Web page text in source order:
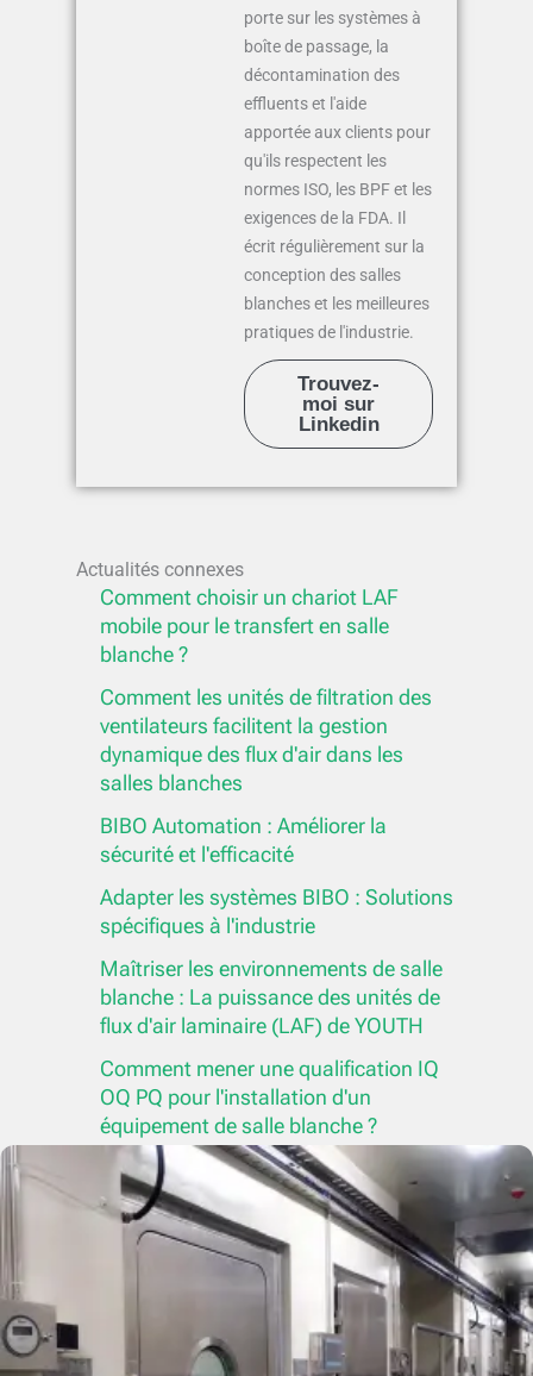
porte sur les systèmes à
boîte de passage, la
décontamination des
effluents et l'aide
apportée aux clients pour
qu'ils respectent les
normes ISO, les BPF et les
exigences de la FDA. Il
écrit régulièrement sur la
conception des salles
blanches et les meilleures
pratiques de l'industrie.
Trouvez-
moi sur
Linkedin
Actualités connexes
Comment choisir un chariot LAF
mobile pour le transfert en salle
blanche ?
Comment les unités de filtration des
ventilateurs facilitent la gestion
dynamique des flux d'air dans les
salles blanches
BIBO Automation : Améliorer la
sécurité et l'efficacité
Adapter les systèmes BIBO : Solutions
spécifiques à l'industrie
Maîtriser les environnements de salle
blanche : La puissance des unités de
flux d'air laminaire (LAF) de YOUTH
Comment mener une qualification IQ
OQ PQ pour l'installation d'un
équipement de salle blanche ?